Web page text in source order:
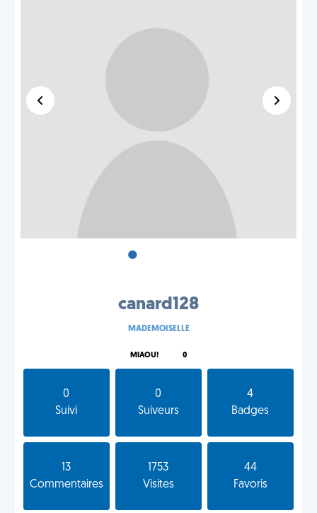
•
canard128
MADEMOISELLE
MIAOU! 0
0
Suivi
0
Suiveurs
4
Badges
13
Commentaires
1753
Visites
44
Favoris